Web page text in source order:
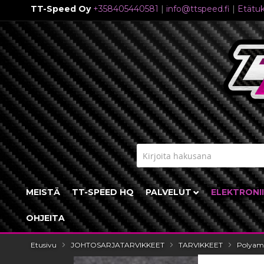
TT-Speed Oy +358405440581 | info@ttspeed.fi |
Skip
to
Content
MEISTÄ TT-SPEED HQ PALVELUT
OHJEITA
Etusivu JOHTOSARJATARVIKKEET TARVIKKEET